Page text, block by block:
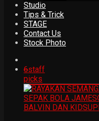
Studio
Tips & Trick
STAGE
Contact Us
Stock Photo
6staff
picks